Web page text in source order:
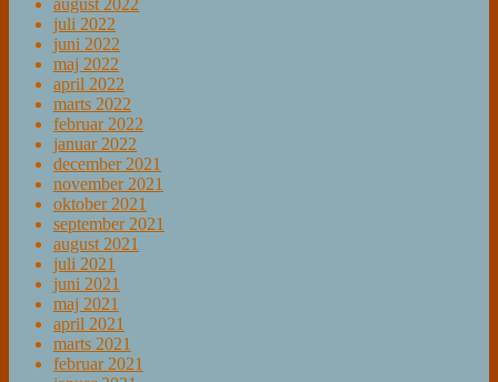
august 2022
juli 2022
juni 2022
maj 2022
april 2022
marts 2022
februar 2022
januar 2022
december 2021
november 2021
oktober 2021
september 2021
august 2021
juli 2021
juni 2021
maj 2021
april 2021
marts 2021
februar 2021